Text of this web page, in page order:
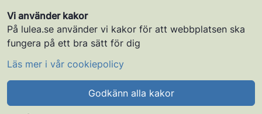
Vi använder kakor
På lulea.se använder vi kakor för att webbplatsen ska
fungera på ett bra sätt för dig
Läs mer i vår cookiepolicy
Godkänn alla kakor